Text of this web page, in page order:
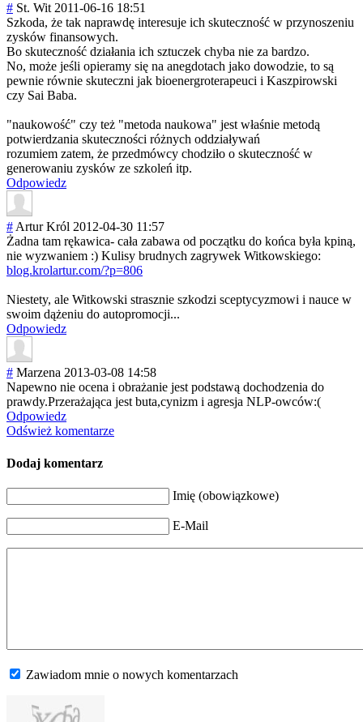
# St. Wit 2011-06-16 18:51
Szkoda, że tak naprawdę interesuje ich skuteczność w przynoszeniu
zysków finansowych.
Bo skuteczność działania ich sztuczek chyba nie za bardzo.
No, może jeśli opieramy się na anegdotach jako dowodzie, to są
pewnie równie skuteczni jak bioenergroterapeuci i Kaszpirowski
czy Sai Baba.
"naukowość" czy też "metoda naukowa" jest właśnie metodą
potwierdzania skuteczności różnych oddziaływań
rozumiem zatem, że przedmówcy chodziło o skuteczność w
generowaniu zysków ze szkoleń itp.
Odpowiedz
# Artur Król 2012-04-30 11:57
Żadna tam rękawica- cała zabawa od początku do końca była kpiną,
nie wyzwaniem :) Kulisy brudnych zagrywek Witkowskiego:
blog.krolartur.com/?p=806
Niestety, ale Witkowski strasznie szkodzi sceptycyzmowi i nauce w
swoim dążeniu do autopromocji...
Odpowiedz
# Marzena 2013-03-08 14:58
Napewno nie ocena i obrażanie jest podstawą dochodzenia do
prawdy.Przerażająca jest buta,cynizm i agresja NLP-owców:(
Odpowiedz
Odśwież komentarze
Dodaj komentarz
Imię (obowiązkowe)
E-Mail
Zawiadom mnie o nowych komentarzach